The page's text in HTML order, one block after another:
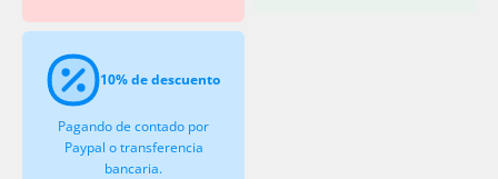
10% de descuento
Pagando de contado por
Paypal o transferencia
bancaria.